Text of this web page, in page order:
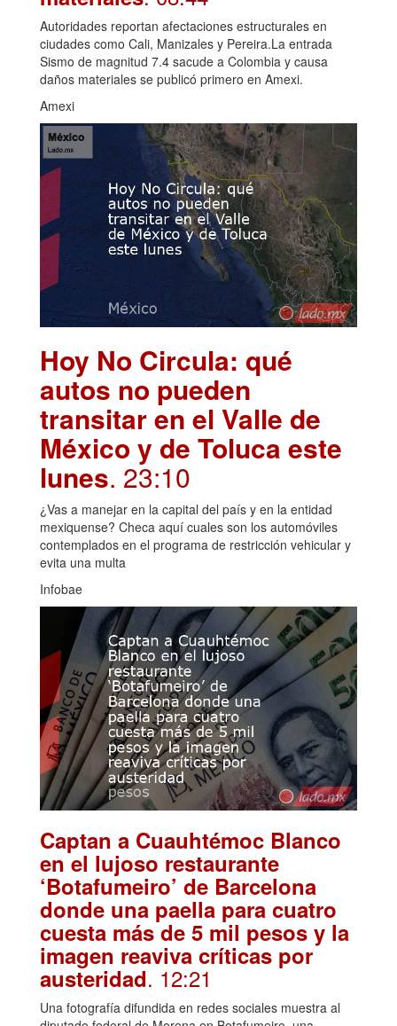
Autoridades reportan afectaciones estructurales en
ciudades como Cali, Manizales y Pereira.La entrada
Sismo de magnitud 7.4 sacude a Colombia y causa
daños materiales se publicó primero en Amexi.
Amexi
Hoy No Circula: qué
autos no pueden
transitar en el Valle de
México y de Toluca este
lunes. 23:10
¿Vas a manejar en la capital del país y en la entidad
mexiquense? Checa aquí cuales son los automóviles
contemplados en el programa de restricción vehicular y
evita una multa
Infobae
Captan a Cuauhtémoc Blanco
en el lujoso restaurante
‘Botafumeiro’ de Barcelona
donde una paella para cuatro
cuesta más de 5 mil pesos y la
imagen reaviva críticas por
austeridad. 12:21
Una fotografía difundida en redes sociales muestra al